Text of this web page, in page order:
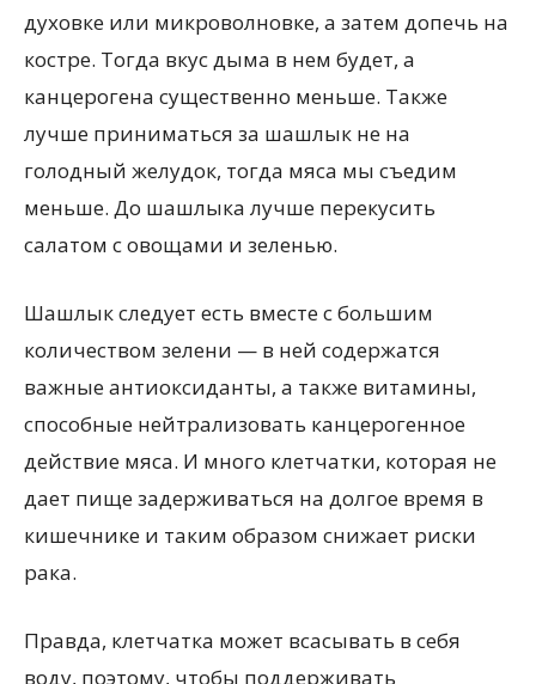
духовке или микроволновке, а затем допечь на
костре. Тогда вкус дыма в нем будет, а
канцерогена существенно меньше. Также
лучше приниматься за шашлык не на
голодный желудок, тогда мяса мы съедим
меньше. До шашлыка лучше перекусить
салатом с овощами и зеленью.
Шашлык следует есть вместе с большим
количеством зелени — в ней содержатся
важные антиоксиданты, а также витамины,
способные нейтрализовать канцерогенное
действие мяса. И много клетчатки, которая не
дает пище задерживаться на долгое время в
кишечнике и таким образом снижает риски
рака.
Правда, клетчатка может всасывать в себя
воду, поэтому, чтобы поддерживать